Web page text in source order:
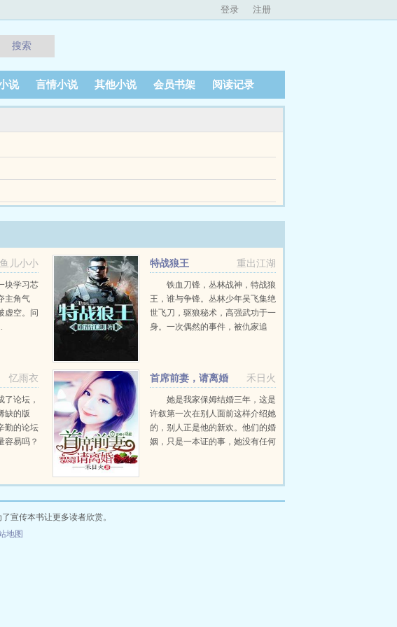
登录 注册
搜索
说 言情小说 其他小说 会员书架 阅读记录
恳恳打工早日赚钱买房实现和男朋友双宿双栖的愿望，这下计划突然
小说前半部分就挂掉的炮灰！且该炮灰还性别不定随时可能变女孩！
鱼儿小小
块学习芯
主角气
虚空。问
重出江湖
特战狼王
铁血刀锋，丛林战神，特战狼
王，谁与争锋。丛林少年吴飞集绝
世飞刀，驱狼秘术，高强武功于一
身。一次偶然的事件，被仇家追
忆雨衣
了论坛，
缺的版
勤的论坛
容易吗？
可以新建
禾日火
首席前妻，请离婚
她是我家保姆结婚三年，这是
许叙第一次在别人面前这样介绍她
的，别人正是他的新欢。他们的婚
姻，只是一本证的事，她没有任何
己都不知道的情根深种。...
宣传本书让更多读者欣赏。
地图